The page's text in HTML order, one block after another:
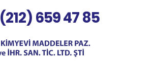
(212) 659 47 85